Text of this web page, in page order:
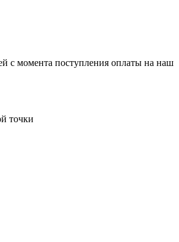
с момента поступления оплаты на наш
точки